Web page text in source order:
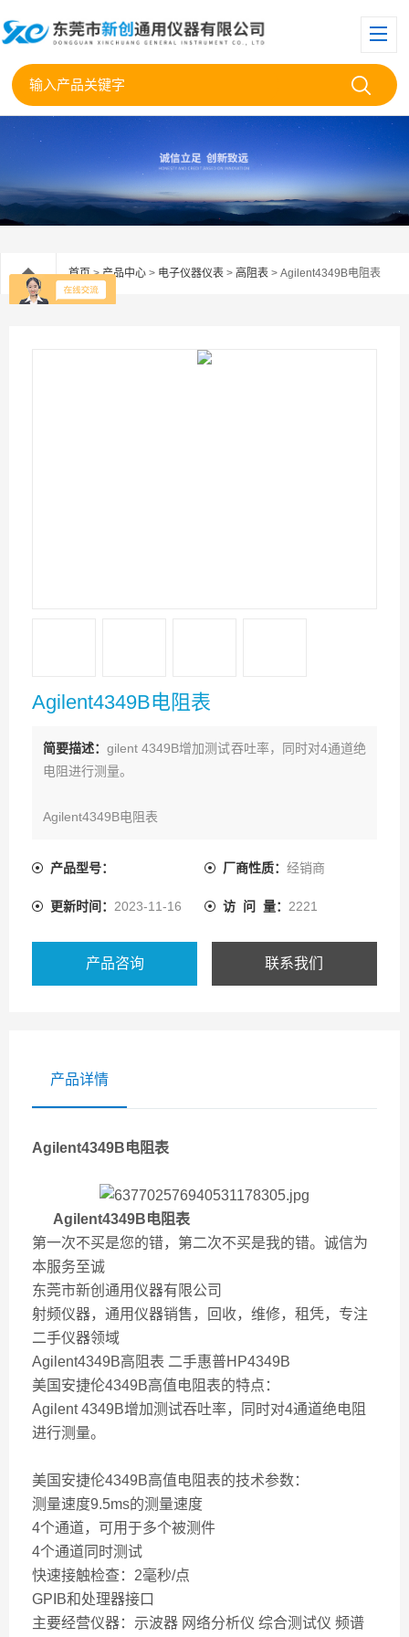
首页>产品中心 > 电子仪器仪表 > 高阻表 > Agilent4349B电阻表
Agilent4349B电阻表
简要描述：gilent 4349B增加测试吞吐率，同时对4通道绝
电阻进行测量。
Agilent4349B电阻表
美国安捷伦4349B高值电阻表的技术参数：
测量速度9.5ms的测量速度
4个通道，可用于多个被测件
GPIB和处理器接口
产品型号： 厂商性质： 经销商
更新时间： 2023-11-16 访 问 量： 2221
产品咨询 联系我们
产品详情
Agilent4349B电阻表
Agilent4349B电阻表
第一次不买是您的错，第二次不买是我的错。诚信为
本服务至诚
东莞市新创通用仪器有限公司
射频仪器，通用仪器销售，回收，维修，租凭，专注
二手仪器领域
Agilent4349B高阻表 二手惠普HP4349B
美国安捷伦4349B高值电阻表的特点：
Agilent 4349B增加测试吞吐率，同时对4通道绝电阻
进行测量。
美国安捷伦4349B高值电阻表的技术参数：
测量速度9.5ms的测量速度
4个通道，可用于多个被测件
4个通道同时测试
快速接触检查：2毫秒/点
GPIB和处理器接口
主要经营仪器：示波器 网络分析仪 综合测试仪 频谱